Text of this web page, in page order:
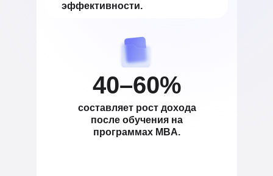
эффективности.
40–60%
составляет рост дохода
после обучения на
программах MBA.